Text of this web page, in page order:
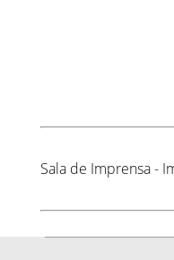
Sala de Imprensa -